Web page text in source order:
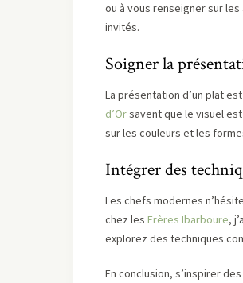
ou à vous renseigner sur
invités.
Soigner la
La présentation d’un plat
d’Orsavent que le visuel
sur les couleurs et les
Intégrer des
Les chefs modernes
chez les Frères Ibarboure,
explorez des techniques
En conclusion, s’inspirer